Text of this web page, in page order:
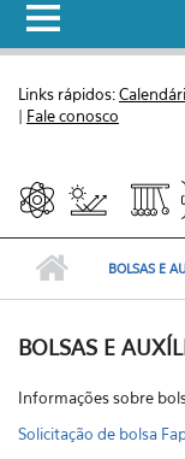
Links rápidos:
| Fale conosco
BOLSAS E
BOLSAS E
Informações sobre
Solicitação de bolsa